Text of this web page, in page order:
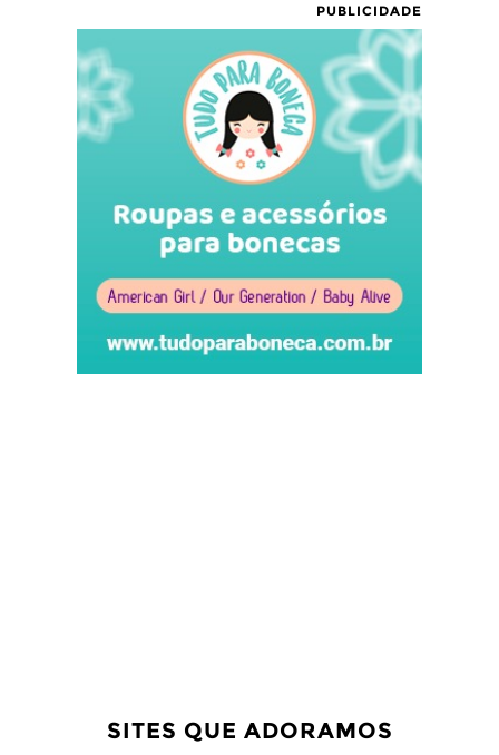
PUBLICIDADE
SITES QUE ADORAMOS